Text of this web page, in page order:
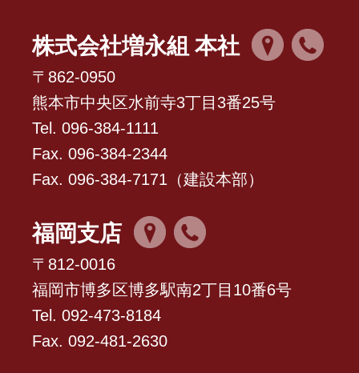
株式会社増永組 本社
〒862-0950
熊本市中央区水前寺3丁目3番25号
Tel. 096-384-1111
Fax. 096-384-2344
Fax. 096-384-7171（建設本部）
福岡支店
〒812-0016
福岡市博多区博多駅南2丁目10番6号
Tel. 092-473-8184
Fax. 092-481-2630